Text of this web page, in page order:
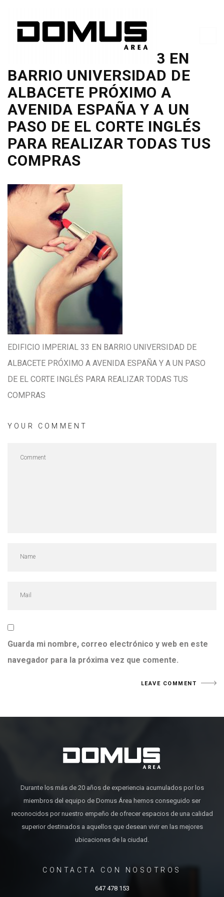
EDIFICIO IMPERIAL 33 EN
BARRIO UNIVERSIDAD DE
ALBACETE PRÓXIMO A
AVENIDA ESPAÑA Y A UN
PASO DE EL CORTE INGLÉS
PARA REALIZAR TODAS TUS
COMPRAS
EDIFICIO IMPERIAL 33 EN BARRIO UNIVERSIDAD DE
ALBACETE PRÓXIMO A AVENIDA ESPAÑA Y A UN PASO
DE EL CORTE INGLÉS PARA REALIZAR TODAS TUS
COMPRAS
YOUR COMMENT
Guarda mi nombre, correo electrónico y web en este
navegador para la próxima vez que comente.
Durante los más de 20 años de experiencia acumulados por los
miembros del equipo de Domus Área hemos conseguido ser
reconocidos por nuestro empeño de ofrecer espacios de una calidad
superior destinados a aquellos que desean vivir en las mejores
ubicaciones de la ciudad.
CONTACTA CON NOSOTROS
647 478 153